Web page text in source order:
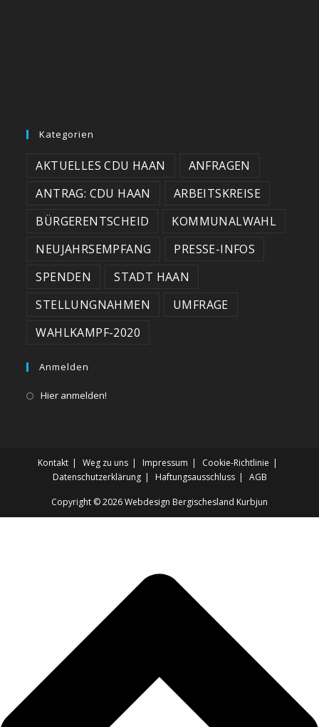
Kategorien
AKTUELLES CDU HAAN
ANFRAGEN
ANTRAG: CDU HAAN
ARBEITSKREISE
BÜRGERENTSCHEID
KOMMUNALWAHL
NEUJAHRSEMPFANG
PRESSE-INFOS
SPENDEN
STADT HAAN
STELLUNGNAHMEN
UMFRAGE
WAHLKAMPF-2020
Anmelden
Hier anmelden!
Kontakt Weg zu uns Impressum
Cookie-Richtlinie
Datenschutzerklärung
Haftungsausschluss AGB
Copyright © 2026Webdesign Bergischesland Kurbjun